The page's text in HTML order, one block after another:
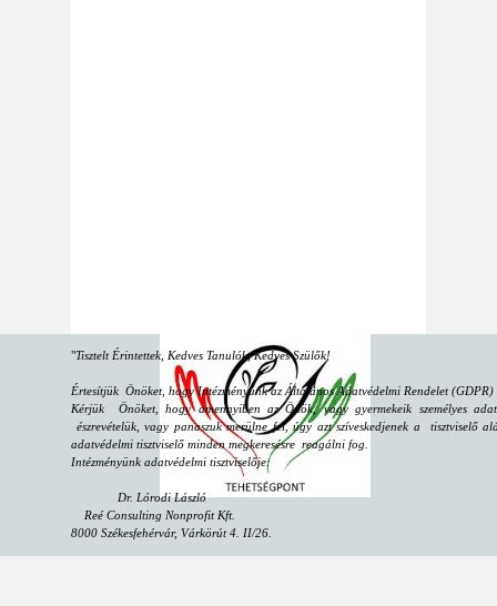
"Tisztelt Érintettek, Kedves Tanulók, Kedves Szülők!
Értesítjük Önöket, hogy Intézményünk az Általános Adatvédelmi Rendelet
Kérjük Önöket, hogy amennyiben az Önök, vagy gyermekeik személyes
észrevételük, vagy panaszuk merülne fel, úgy azt szíveskedjenek a tisztviselő
adatvédelmi tisztviselő minden megkeresésre reagálni fog.
Intézményünk adatvédelmi tisztviselője:
Dr. Lórodi László
Reé Consulting Nonprofit Kft.
8000 Székesfehérvár, Várkörút 4. II/26.